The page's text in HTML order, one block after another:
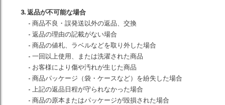
3. 返品が不可能な場合
- 商品不良・誤発送以外の返品、交換
- 返品の理由の記載がない場合
- 商品の値札、ラベルなどを取り外した場合
- 一回以上使用、または洗濯された商品
- お客様により傷や汚れが生じた商品
- 商品パッケージ（袋・ケースなど）を紛失した場合
- 上記の返品日程が守られなかった場合
- 商品の原本またはパッケージが毀損された場合